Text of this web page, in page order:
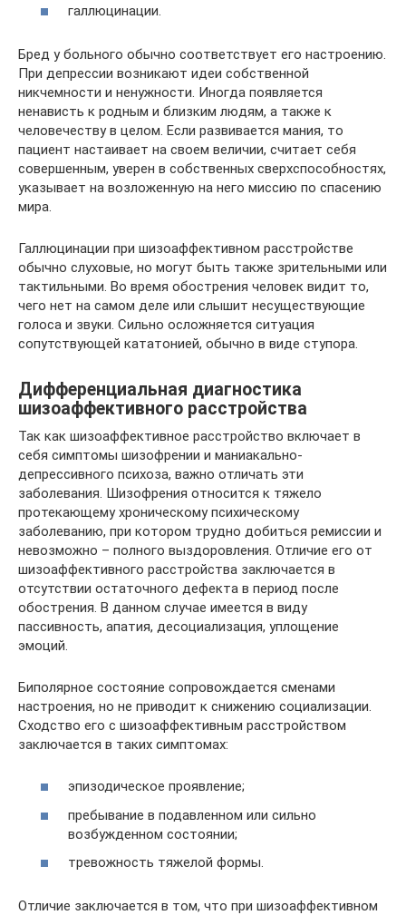
галлюцинации.
Бред у больного обычно соответствует его настроению.
При депрессии возникают идеи собственной
никчемности и ненужности. Иногда появляется
ненависть к родным и близким людям, а также к
человечеству в целом. Если развивается мания, то
пациент настаивает на своем величии, считает себя
совершенным, уверен в собственных сверхспособностях,
указывает на возложенную на него миссию по спасению
мира.
Галлюцинации при шизоаффективном расстройстве
обычно слуховые, но могут быть также зрительными или
тактильными. Во время обострения человек видит то,
чего нет на самом деле или слышит несуществующие
голоса и звуки. Сильно осложняется ситуация
сопутствующей кататонией, обычно в виде ступора.
Дифференциальная диагностика
шизоаффективного расстройства
Так как шизоаффективное расстройство включает в
себя симптомы шизофрении и маниакально-
депрессивного психоза, важно отличать эти
заболевания. Шизофрения относится к тяжело
протекающему хроническому психическому
заболеванию, при котором трудно добиться ремиссии и
невозможно – полного выздоровления. Отличие его от
шизоаффективного расстройства заключается в
отсутствии остаточного дефекта в период после
обострения. В данном случае имеется в виду
пассивность, апатия, десоциализация, уплощение
эмоций.
Биполярное состояние сопровождается сменами
настроения, но не приводит к снижению социализации.
Сходство его с шизоаффективным расстройством
заключается в таких симптомах:
эпизодическое проявление;
пребывание в подавленном или сильно
возбужденном состоянии;
тревожность тяжелой формы.
Отличие заключается в том, что при шизоаффективном